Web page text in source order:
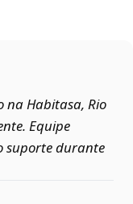
na Habitasa, Rio
Equipe
suporte durante